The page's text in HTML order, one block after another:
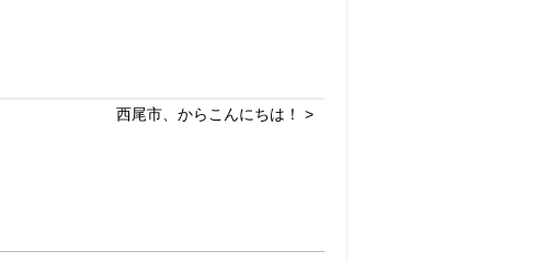
西尾市、からこんにちは！ >